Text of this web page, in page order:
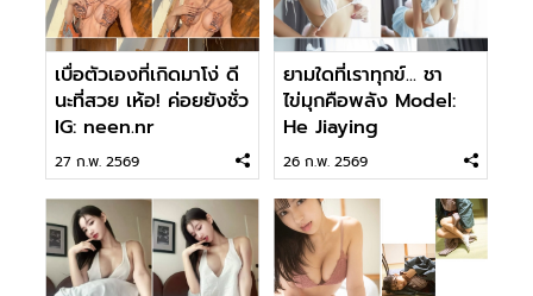
เบื่อตัวเองที่เกิดมาโง่ ดี
นะที่สวย เห้อ! ค่อยยังชั่ว
IG: neen.nr
27 ก.พ. 2569
ยามใดที่เราทุกข์... ชา
ไข่มุกคือพลัง Model:
He Jiaying
26 ก.พ. 2569